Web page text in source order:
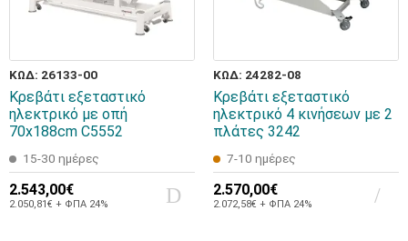
ΚΩΔ: 26133-00
Κρεβάτι εξεταστικό
ηλεκτρικό με οπή
70x188cm C5552
15-30 ημέρες
2.543,00€
2.050,81€ + ΦΠΑ 24%
ΚΩΔ: 24282-08
Κρεβάτι εξεταστικό
ηλεκτρικό 4 κινήσεων με 2
πλάτες 3242
7-10 ημέρες
2.570,00€
2.072,58€ + ΦΠΑ 24%